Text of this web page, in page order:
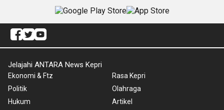
Jelajahi ANTARA News Kepri
Ekonomi & Ftz
Politik
Hukum
Rasa Kepri
Olahraga
Artikel